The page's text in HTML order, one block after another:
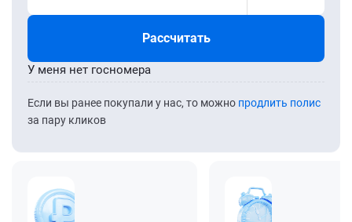
Рассчитать
Если вы ранее покупали у нас, то можно продлить полис
за пару кликов
У меня нет госномера